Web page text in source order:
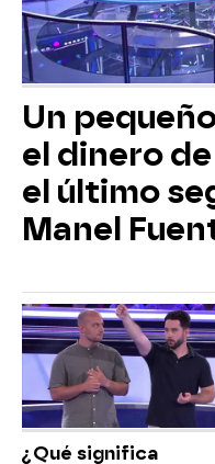
Un
el dinero de
el último
Manel
¿Qué significa